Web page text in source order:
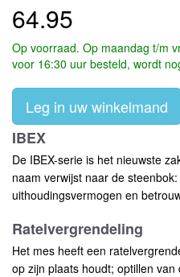
64.95
Op voorraad. Op maandag t/m
voor 16:30 uur besteld, wordt
Leg in uw winkelmand
IBEX
De IBEX-serie is het nieuwste
naam verwijst naar de
uithoudingsvermogen en
Ratelvergrendeling
Het mes heeft een
op zijn plaats houdt; optillen